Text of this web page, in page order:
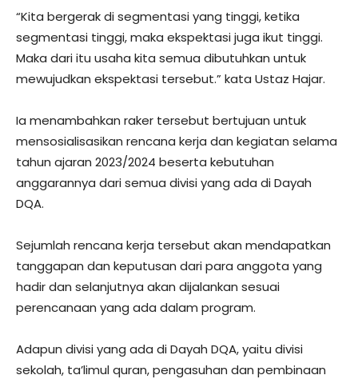
“Kita bergerak di segmentasi yang tinggi, ketika
segmentasi tinggi, maka ekspektasi juga ikut tinggi.
Maka dari itu usaha kita semua dibutuhkan untuk
mewujudkan ekspektasi tersebut.” kata Ustaz Hajar.
Ia menambahkan raker tersebut bertujuan untuk
mensosialisasikan rencana kerja dan kegiatan selama
tahun ajaran 2023/2024 beserta kebutuhan
anggarannya dari semua divisi yang ada di Dayah
DQA.
Sejumlah rencana kerja tersebut akan mendapatkan
tanggapan dan keputusan dari para anggota yang
hadir dan selanjutnya akan dijalankan sesuai
perencanaan yang ada dalam program.
Adapun divisi yang ada di Dayah DQA, yaitu divisi
sekolah, ta’limul quran, pengasuhan dan pembinaan